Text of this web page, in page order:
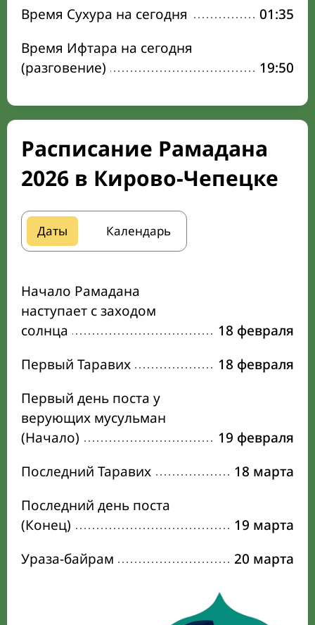
Время Сухура на сегодня
01:35
Время Ифтара на сегодня
(разговение)
19:50
Расписание Рамадана
2026 в Кирово-Чепецке
Даты Календарь
Начало Рамадана
наступает с заходом
солнца
18 февраля
Первый Таравих
18 февраля
Первый день поста у
верующих мусульман
(Начало)
19 февраля
Последний Таравих
18 марта
Последний день поста
(Конец)
19 марта
Ураза-байрам
20 марта